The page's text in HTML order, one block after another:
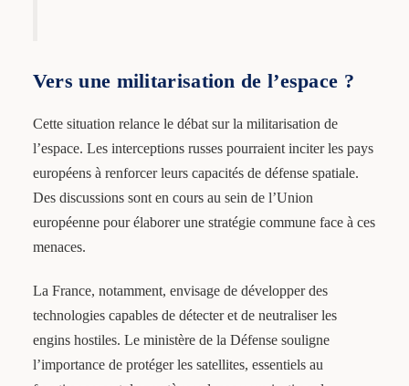
Vers une militarisation de l’espace ?
Cette situation relance le débat sur la militarisation de
l’espace. Les interceptions russes pourraient inciter les pays
européens à renforcer leurs capacités de défense spatiale.
Des discussions sont en cours au sein de l’Union
européenne pour élaborer une stratégie commune face à ces
menaces.
La France, notamment, envisage de développer des
technologies capables de détecter et de neutraliser les
engins hostiles. Le ministère de la Défense souligne
l’importance de protéger les satellites, essentiels au